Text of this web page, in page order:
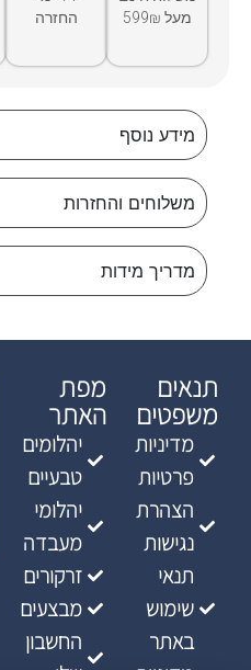
החזרה
מעל 599₪
מידע נוסף
משלוחים והחזרות
מדריך מידות
מפת
האתר
יהלומים
טבעיים
יהלומי
מעבדה
זרקורים
מבצעים
החשבון
תנאים
משפטים
מדיניות
פרטיות
הצהרת
נגישות
תנאי
שימוש
באתר